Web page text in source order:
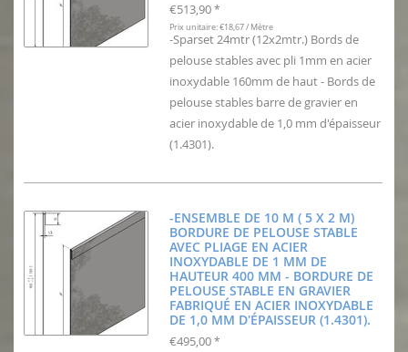
€513,90 *
Prix unitaire: €18,67 / Mètre
-Sparset 24mtr (12x2mtr.) Bords de
pelouse stables avec pli 1mm en acier
inoxydable 160mm de haut - Bords de
pelouse stables barre de gravier en
acier inoxydable de 1,0 mm d'épaisseur
(1.4301).
-ENSEMBLE DE 10 M ( 5 X 2 M)
BORDURE DE PELOUSE STABLE
AVEC PLIAGE EN ACIER
INOXYDABLE DE 1 MM DE
HAUTEUR 400 MM - BORDURE DE
PELOUSE STABLE EN GRAVIER
FABRIQUÉ EN ACIER INOXYDABLE
DE 1,0 MM D'ÉPAISSEUR (1.4301).
€495,00 *